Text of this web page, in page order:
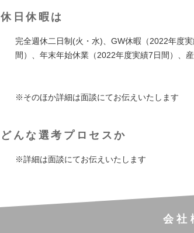
休日休暇は
完全週休二日制(火・水)、GW休暇（2022年度
間）、年末年始休業（2022年度実績7日間）、
※そのほか詳細は面談にてお伝えいたします
どんな選考プロセスか
※詳細は面談にてお伝えいたします
会社